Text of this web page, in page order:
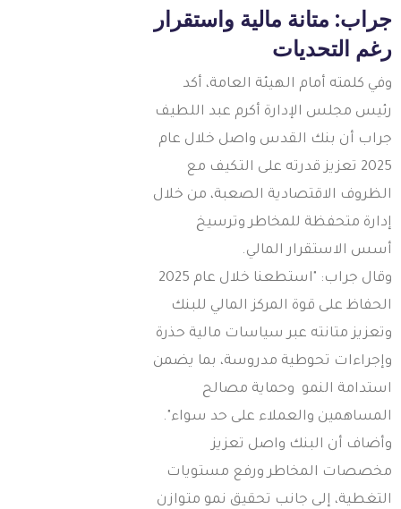
متانة مالية واستقرار
التحديات
كلمته أمام الهيئة العامة، أكد
مجلس الإدارة أكرم عبد اللطيف
أن بنك القدس واصل خلال عام
2025 تعزيز قدرته على التكيف مع
الاقتصادية الصعبة، من خلال
متحفظة للمخاطر وترسيخ
الاستقرار المالي.
وقال جراب: "استطعنا خلال عام 2025
على قوة المركز المالي للبنك
متانته عبر سياسات مالية حذرة
تحوطية مدروسة، بما يضمن
النمو وحماية مصالح
والعملاء على حد سواء".
أن البنك واصل تعزيز
المخاطر ورفع مستويات
إلى جانب تحقيق نمو متوازن